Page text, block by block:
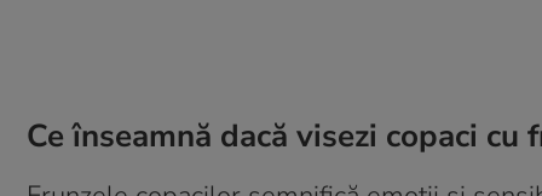
Ce înseamnă dacă visezi copaci cu